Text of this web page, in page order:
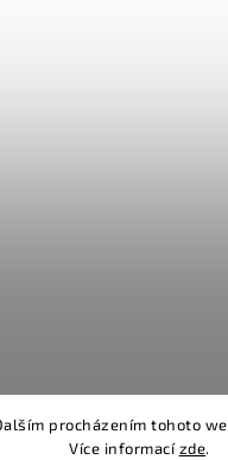
procházením tohoto
Více informacízde.